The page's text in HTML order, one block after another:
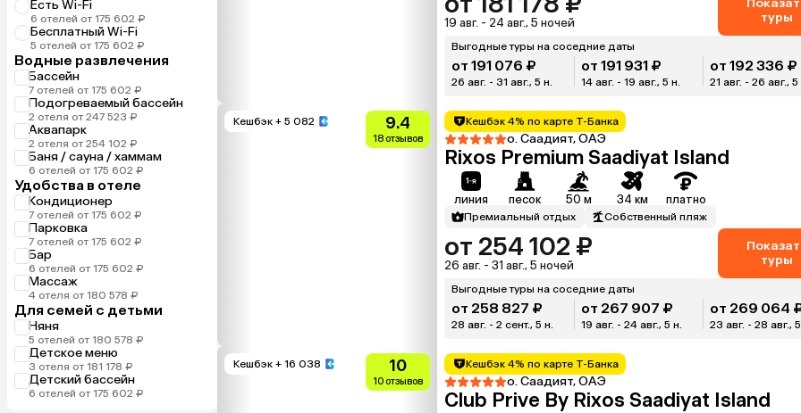
Есть Wi-Fi
6 отелей от 175 602 ₽
Бесплатный Wi-Fi
5 отелей от 175 602 ₽
Водные развлечения
Бассейн
7 отелей от 175 602 ₽
Подогреваемый бассейн
2 отеля от 247 523 ₽
Аквапарк
2 отеля от 254 102 ₽
Баня / сауна / хаммам
6 отелей от 175 602 ₽
Удобства в отеле
Кондиционер
7 отелей от 175 602 ₽
Парковка
7 отелей от 175 602 ₽
Бар
6 отелей от 175 602 ₽
Массаж
4 отеля от 180 578 ₽
Для семей с детьми
Няня
5 отелей от 180 578 ₽
Детское меню
3 отеля от 181 178 ₽
Детский бассейн
6 отелей от 175 602 ₽
19 авг. - 24 авг., 5 ночей
туры
Выгодные туры на соседние даты
от 191 076 ₽
26 авг. - 31 авг., 5 н.
от 191 931 ₽
14 авг. - 19 авг., 5 н.
от 192 336 ₽
21 авг. - 26 авг., 5
Кешбэк + 5 082 9.4
18 отзывов
Кешбэк 4% по карте Т-Банка
о. Саадият, ОАЭ
Rixos Premium Saadiyat Island
линия песок 50 м 34 км платно
Премиальный отдых Собственный пляж
от 254 102 ₽
26 авг. - 31 авг., 5 ночей
туры
Выгодные туры на соседние даты
от 258 827 ₽
28 авг. - 2 сент., 5 н.
от 267 907 ₽
19 авг. - 24 авг., 5 н.
от 269 064
23 авг. - 28 авг.,
Кешбэк + 16 038 10
10 отзывов
Кешбэк 4% по карте Т-Банка
о. Саадият, ОАЭ
Club Prive By Rixos Saadiyat Island